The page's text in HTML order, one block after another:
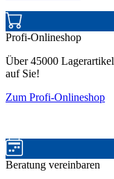
Profi-Onlineshop
Über 45000
auf Sie!
Zum Profi-Onlineshop
Beratung vereinbaren